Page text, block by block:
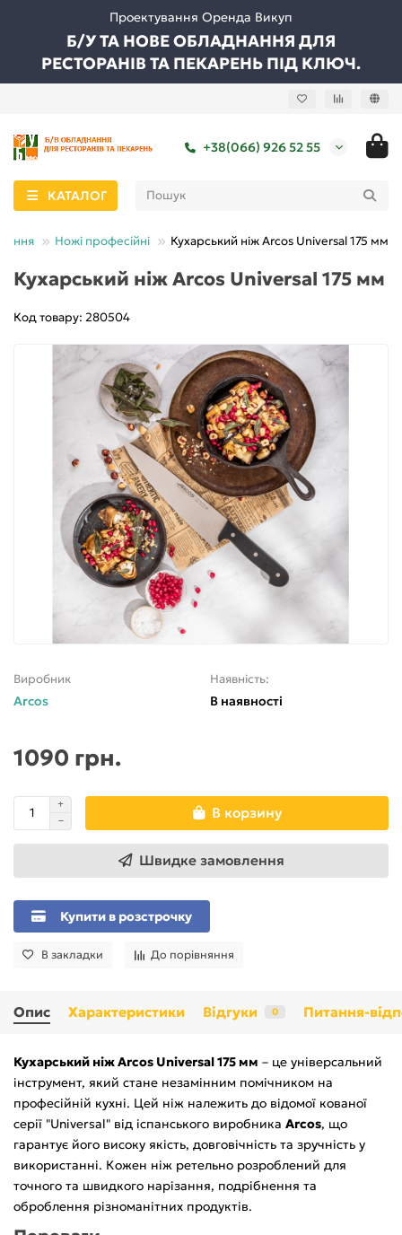
Проектування Оренда Викуп
Б/У ТА НОВЕ ОБЛАДНАННЯ ДЛЯ
РЕСТОРАНІВ ТА ПЕКАРЕНЬ ПІД КЛЮЧ.
+38(066) 926 52 55
КАТАЛОГ
Ножі професійні Кухарський ніж Arcos Universal 175 мм
Кухарський ніж Arcos Universal 175 мм
Код товару: 280504
Виробник
Arcos
Наявність:
В наявності
1090 грн.
В корзину
Швидке замовлення
Купити в розстрочку
В закладки До порівняння
Опис Характеристики Відгуки 0 Питання-
Кухарський ніж Arcos Universal 175 мм – це універсальний
інструмент, який стане незамінним помічником на
професійній кухні. Цей ніж належить до відомої кованої
серії "Universal" від іспанського виробника Arcos, що
гарантує його високу якість, довговічність та зручність у
використанні. Кожен ніж ретельно розроблений для
точного та швидкого нарізання, подрібнення та
оброблення різноманітних продуктів.